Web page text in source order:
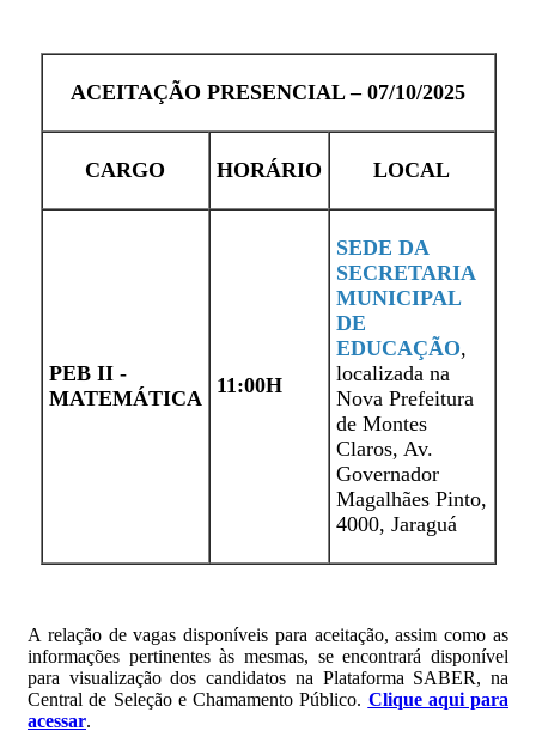
ACEITAÇÃO PRESENCIAL – 07/10/2025
CARGO HORÁRIO LOCAL
PEB II -
MATEMÁTICA
11:00H
SEDE DA
SECRETARIA
MUNICIPAL
DE
EDUCAÇÃO,
localizada na
Nova Prefeitura
de Montes
Claros, Av.
Governador
Magalhães Pinto,
4000, Jaraguá
A relação de vagas disponíveis para aceitação, assim como as
informações pertinentes às mesmas, se encontrará disponível
para visualização dos candidatos na Plataforma SABER, na
Central de Seleção e Chamamento Público. Clique aqui para
acessar.